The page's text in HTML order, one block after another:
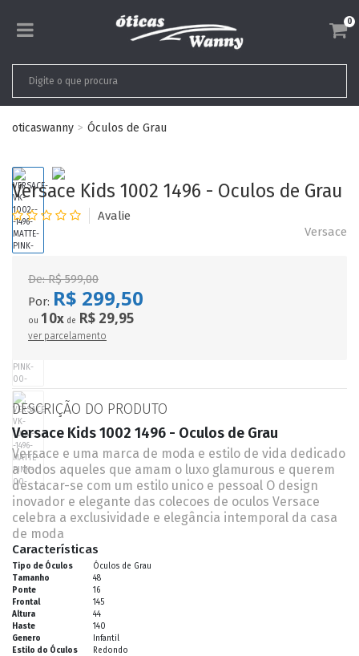
0
oticaswanny Óculos de Grau
Versace Kids 1002 1496 - Oculos de Grau
Versace
De:R$ 599,00
Por: R$ 299,50
ou 10x de R$ 29,95
ver parcelamento
DESCRIÇÃO DO PRODUTO
Versace Kids 1002 1496 - Oculos de Grau
Versace e uma marca de moda e estilo de vida dedicado
a todos aqueles que amam o luxo glamurous e querem
destacar-se com um estilo unico e pessoal O design
inovador e elegante das colecoes de oculos Versace
celebra a exclusividade e elegância intemporal da casa
de moda
Características
Tipo de Óculos
Óculos de Grau
Tamanho
48
Ponte
16
Frontal
145
Altura
44
Haste
140
Genero
Infantil
Estilo do Óculos
Redondo